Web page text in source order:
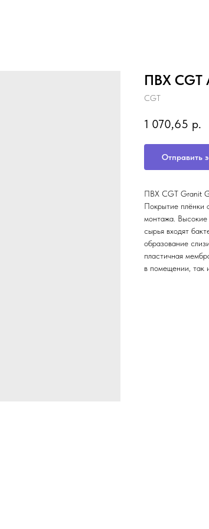
ПВХ CGT
CGT
1 070,65 р.
Отправить
ПВХ CGT Granit
Покрытие плёнки
монтажа. Высокие
сырья входят
образование
пластичная
в помещении, так